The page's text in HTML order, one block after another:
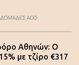
AGO
Αθηνών: Ο
με τζίρο €317